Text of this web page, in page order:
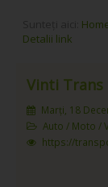
Detalii link
Vinti Trans
Marți, 18
Auto / Moto /
https://